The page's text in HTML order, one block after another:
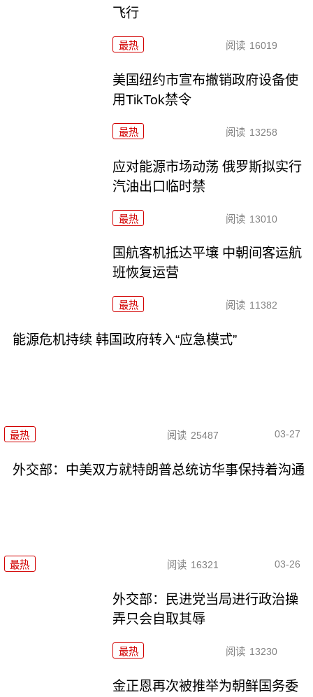
飞行
最热 阅读 16019
美国纽约市宣布撤销政府设备使
用TikTok禁令
最热 阅读 13258
应对能源市场动荡 俄罗斯拟实行
汽油出口临时禁
最热 阅读 13010
国航客机抵达平壤 中朝间客运航
班恢复运营
最热 阅读 11382
能源危机持续 韩国政府转入“应急模式”
最热 阅读 25487 03-27
外交部：中美双方就特朗普总统访华事保持着沟通
最热 阅读 16321 03-26
外交部：民进党当局进行政治操
弄只会自取其辱
最热 阅读 13230
金正恩再次被推举为朝鲜国务委